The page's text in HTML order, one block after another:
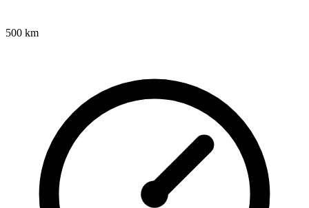
500 km